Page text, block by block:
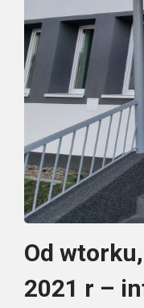
Od
2021 r –